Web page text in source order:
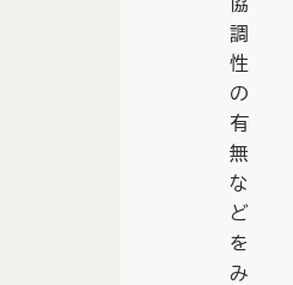
協
調
性
の
有
無
な
ど
を
み